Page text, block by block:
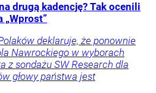
drugą kadencję? Tak ocenili
„Wprost”
deklaruje, że ponownie
Nawrockiego w wyborach
z sondażu SW Research dla
głowy państwa jest